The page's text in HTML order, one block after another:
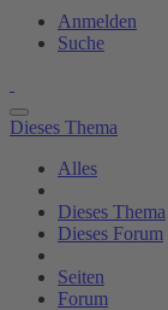
Anmelden
Suche
Dieses Thema
Alles
Dieses Thema
Dieses Forum
Seiten
Forum